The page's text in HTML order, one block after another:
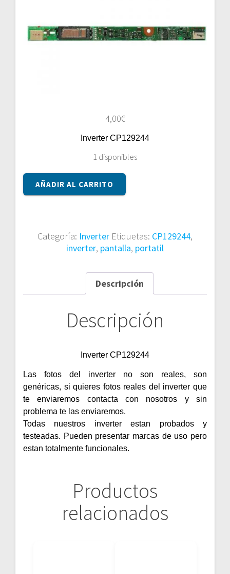
4,00€
Inverter CP129244
1 disponibles
Inverter
CP129244
AÑADIR AL CARRITO
Categoría: Inverter Etiquetas: CP129244,
inverter, pantalla, portatil
Descripción
Descripción
Inverter CP129244
Las fotos del inverter no son reales, son
genéricas, si quieres fotos reales del inverter que
te enviaremos contacta con nosotros y sin
problema te las enviaremos.
Todas nuestros inverter estan probados y
testeadas. Pueden presentar marcas de uso pero
estan totalmente funcionales.
Productos
relacionados